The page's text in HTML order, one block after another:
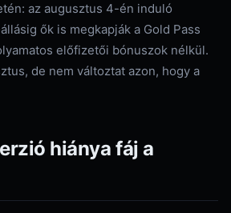
az augusztus 4-én induló
ők is megkapják a Gold Pass
előfizetői bónuszok nélkül.
de nem változtat azon, hogy a
hiánya fáj a